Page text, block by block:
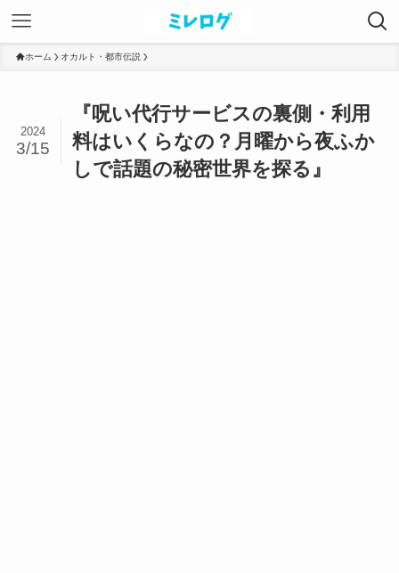
ホーム オカルト・都市伝説
『呪い代行サービスの裏側・利用
料はいくらなの？月曜から夜ふか
しで話題の秘密世界を探る』
2024
3/15